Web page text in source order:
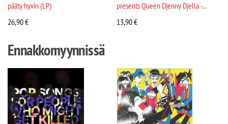
pääty hyvin (LP)
26,90€
presents Queen Djenny Djella -...
13,90€
Ennakkomyynnissä